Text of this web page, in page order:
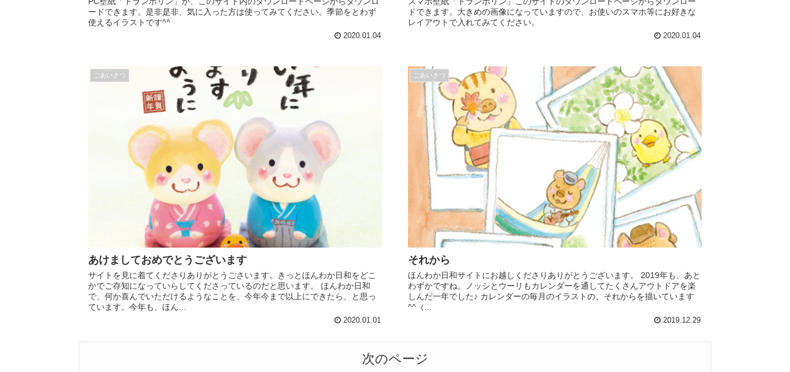
ードできます。是非是非、気に入った方は使ってみてください。季節をとわず
使えるイラストです^^
2020.01.04
ドできます。大きめの画像になっていますので、お使いのスマホ等にお好きな
レイアウトで入れてみてください。
2020.01.04
ごあいさつ
あけましておめでとうございます
サイトを見に着てくださりありがとうごさいます。きっとほんわか日和をどこ
かでご存知になっていらしてくださっているのだと思います。 ほんわか日和
で、何か喜んでいただけるようなことを、今年今まで以上にできたら、と思っ
ています。今年も、ほん...
2020.01.01
ごあいさつ
それから
ほんわか日和サイトにお越しくださりありがとうございます。 2019年も、あと
わずかですね。ノッシとウーリもカレンダーを通してたくさんアウトドアを楽
しんだ一年でした♪ カレンダーの毎月のイラストの、それからを描いています
^^（...
2019.12.29
次のページ